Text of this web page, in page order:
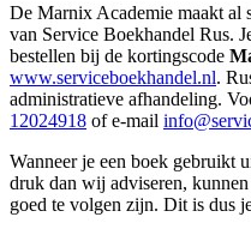
De Marnix Academie maakt al
van Service Boekhandel Rus.
bestellen bij de kortingscode
www.serviceboekhandel.nl.
administratieve afhandeling.
12024918 of e-mail
Wanneer je een boek gebruikt
druk dan wij adviseren,
goed te volgen zijn. Dit is dus